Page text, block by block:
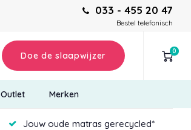
033 - 455 20 47
Bestel telefonisch
Doe de slaapwijzer 0
Outlet Merken
Jouw oude matras gerecycled*